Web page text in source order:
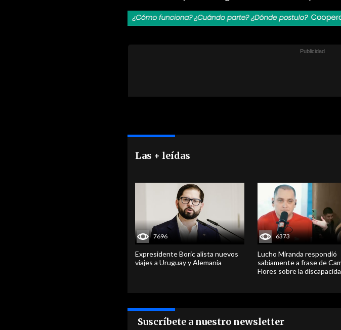
Las + leídas
7696
Expresidente Boric alista nuevos
viajes a Uruguay y Alemania
6373
Lucho Miranda respondió
sabiamente a frase de
Flores sobre la
Suscríbete a nuestro newsletter